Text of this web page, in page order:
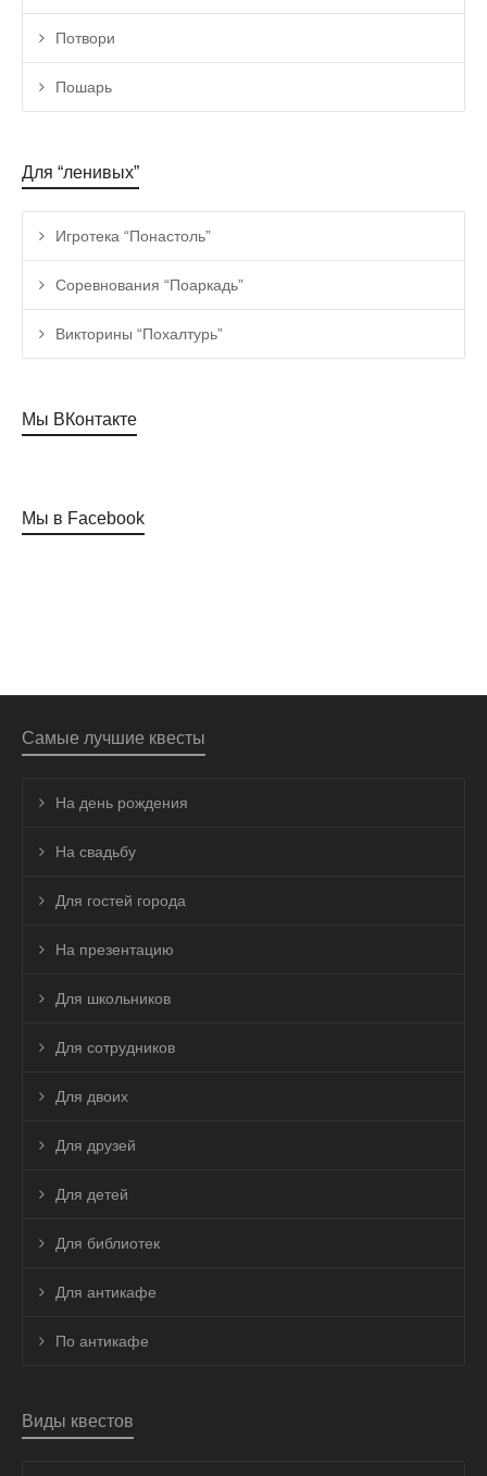
Потвори
Пошарь
Для “ленивых”
Игротека “Понастоль”
Соревнования “Поаркадь”
Викторины “Похалтурь”
Мы ВКонтакте
Мы в Facebook
Самые лучшие квесты
На день рождения
На свадьбу
Для гостей города
На презентацию
Для школьников
Для сотрудников
Для двоих
Для друзей
Для детей
Для библиотек
Для антикафе
По антикафе
Виды квестов